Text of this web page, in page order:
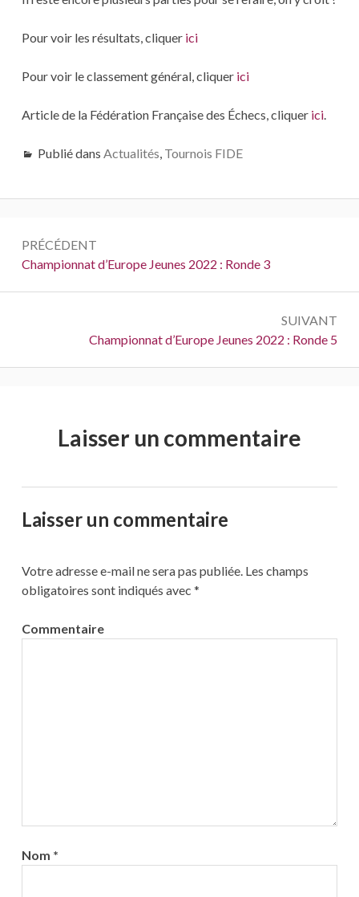
Pour voir les résultats, cliquer ici
Pour voir le classement général, cliquer ici
Article de la Fédération Française des Échecs, cliquer ici.
Publié dans Actualités Tournois FIDE
Navigation
de
l’article
PRÉCÉDENT
Précédent :
Championnat d’Europe Jeunes 2022 : Ronde 3
SUIVANT
Suivant :
Championnat d’Europe Jeunes 2022 : Ronde 5
Laisser un commentaire
Laisser un commentaire
Votre adresse e-mail ne sera pas publiée.Les champs
obligatoires sont indiqués avec *
Commentaire
Nom *